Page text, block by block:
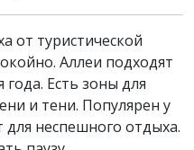
от туристической
Аллеи подходят
Есть зоны для
и тени. Популярен у
неспешного отдыха.